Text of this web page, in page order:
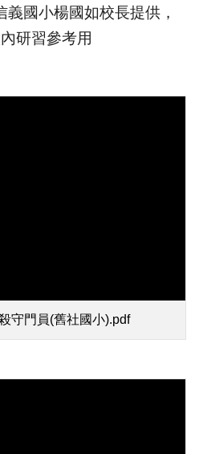
國小楊國如校長提供，
研習參考用
守門員(舊社國小).pdf